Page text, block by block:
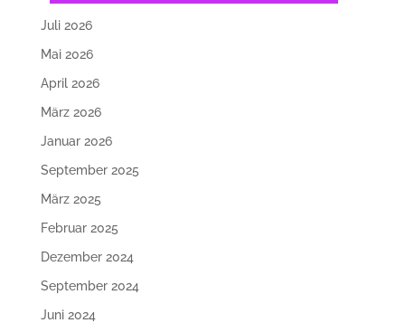
Juli 2026
Mai 2026
April 2026
März 2026
Januar 2026
September 2025
März 2025
Februar 2025
Dezember 2024
September 2024
Juni 2024